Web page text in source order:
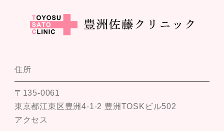
住所
〒135-0061
東京都江東区豊洲4-1-2 豊洲TOSKビル502
アクセス